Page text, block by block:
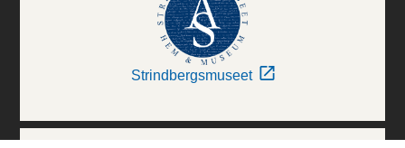
Strindbergsmuseet